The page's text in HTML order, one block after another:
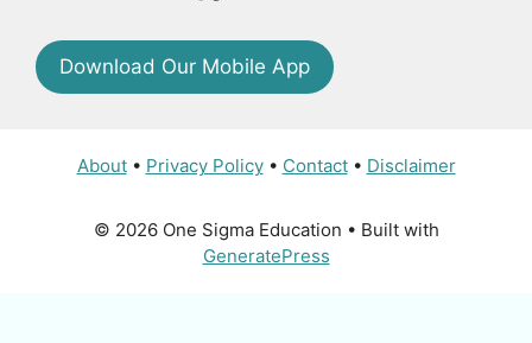
Download Our Mobile App
About• Privacy Policy• Contact• Disclaimer
© 2026 One Sigma Education • Built with
GeneratePress